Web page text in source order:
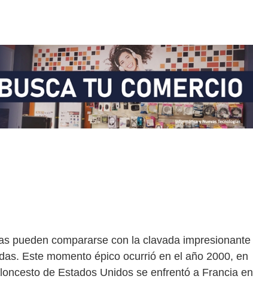
pueden compararse con la clavada impresionante
Este momento épico ocurrió en el año 2000, en
de Estados Unidos se enfrentó a Francia en